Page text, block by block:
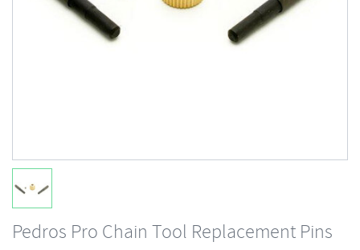
Pedros Pro Chain Tool Replacement Pins